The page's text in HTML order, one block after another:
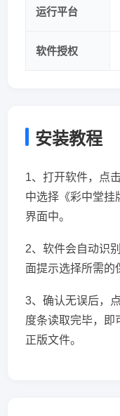
运行平台
软件授权
安装教程
1、打开软件，点
中选择《彩中堂挂
界面中。
2、软件会自动识
面提示选择所需的
3、确认无误后，
度条读取完毕，即
正版文件。